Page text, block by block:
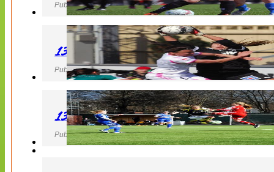
Publicerad 27 April 2013, 22:40
130427 IF Limhamn Bunkeflo – QBIK
Publicerad 27 April 2013, 21:10
130427 LdB FC Malmö – Mallbackens IF
Publicerad 27 April 2013, 20:54